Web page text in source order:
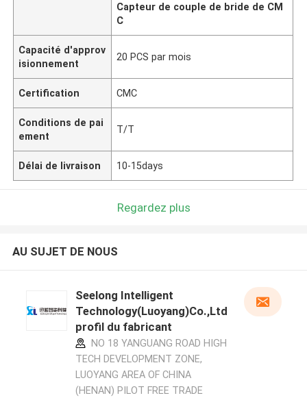
Capteur de couple de bride de CM
C
Capacité d'approv
isionnement
20 PCS par mois
Certification CMC
Conditions de pai
ement
T/T
Délai de livraison 10-15days
Regardez plus
AU SUJET DE NOUS
Seelong Intelligent
Technology(Luoyang)Co.,Ltd
profil du fabricant
NO 18 YANGUANG ROAD HIGH
TECH DEVELOPMENT ZONE,
LUOYANG AREA OF CHINA
(HENAN) PILOT FREE TRADE